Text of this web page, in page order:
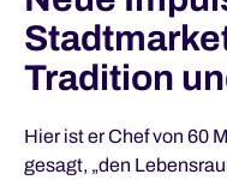
Tradition
Hier ist er Chef von 60
gesagt, „den